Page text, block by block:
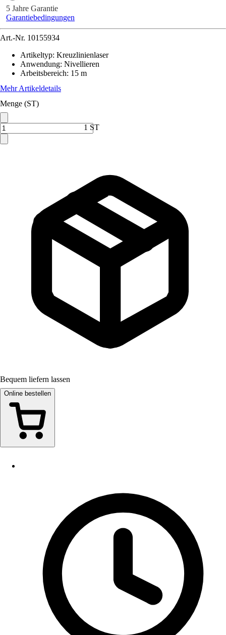
5 Jahre Garantie
Garantiebedingungen
Art.-Nr. 10155934
Artikeltyp: Kreuzlinienlaser
Anwendung: Nivellieren
Arbeitsbereich: 15 m
Mehr Artikeldetails
Menge (ST)
1 ST
Bequem liefern lassen
Online bestellen